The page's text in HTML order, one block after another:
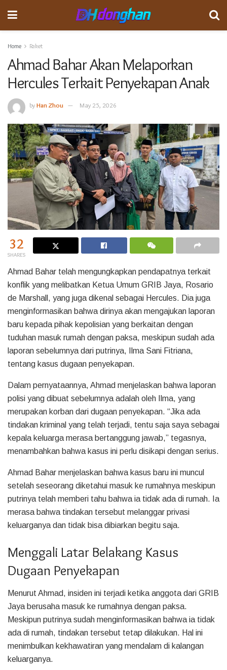
Home Raket
Ahmad Bahar Akan Melaporkan
Hercules Terkait Penyekapan Anak
byHan Zhou May 25, 2026
32
SHARES
Ahmad Bahar telah mengungkapkan pendapatnya terkait
konflik yang melibatkan Ketua Umum GRIB Jaya, Rosario
de Marshall, yang juga dikenal sebagai Hercules. Dia juga
menginformasikan bahwa dirinya akan mengajukan laporan
baru kepada pihak kepolisian yang berkaitan dengan
tuduhan masuk rumah dengan paksa, meskipun sudah ada
laporan sebelumnya dari putrinya, Ilma Sani Fitriana,
tentang kasus dugaan penyekapan.
Dalam pernyataannya, Ahmad menjelaskan bahwa laporan
polisi yang dibuat sebelumnya adalah oleh Ilma, yang
merupakan korban dari dugaan penyekapan. “Jika ada
tindakan kriminal yang telah terjadi, tentu saja saya sebagai
kepala keluarga merasa bertanggung jawab,” tegasnya,
menambahkan bahwa kasus ini perlu disikapi dengan serius.
Ahmad Bahar menjelaskan bahwa kasus baru ini muncul
setelah seseorang diketahui masuk ke rumahnya meskipun
putrinya telah memberi tahu bahwa ia tidak ada di rumah. Ia
merasa bahwa tindakan tersebut melanggar privasi
keluarganya dan tidak bisa dibiarkan begitu saja.
Menggali Latar Belakang Kasus
Dugaan Penyekapan
Menurut Ahmad, insiden ini terjadi ketika anggota dari GRIB
Jaya berusaha masuk ke rumahnya dengan paksa.
Meskipun putrinya sudah menginformasikan bahwa ia tidak
ada di rumah, tindakan tersebut tetap dilakukan. Hal ini
menimbulkan kekhawatiran yang mendalam di kalangan
keluarganya.